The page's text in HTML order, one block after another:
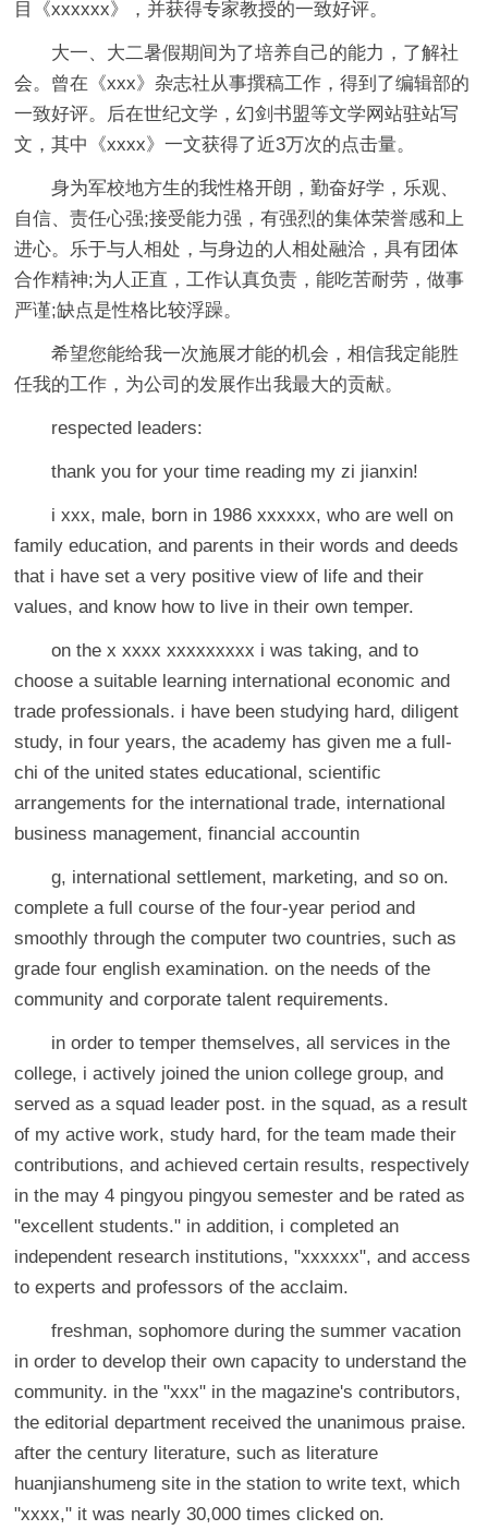
目《xxxxxx》，并获得专家教授的一致好评。
大一、大二暑假期间为了培养自己的能力，了解社
会。曾在《xxx》杂志社从事撰稿工作，得到了编辑部的
一致好评。后在世纪文学，幻剑书盟等文学网站驻站写
文，其中《xxxx》一文获得了近3万次的点击量。
身为军校地方生的我性格开朗，勤奋好学，乐观、
自信、责任心强;接受能力强，有强烈的集体荣誉感和上
进心。乐于与人相处，与身边的人相处融洽，具有团体
合作精神;为人正直，工作认真负责，能吃苦耐劳，做事
严谨;缺点是性格比较浮躁。
希望您能给我一次施展才能的机会，相信我定能胜
任我的工作，为公司的发展作出我最大的贡献。
respected leaders:
thank you for your time reading my zi jianxin!
i xxx, male, born in 1986 xxxxxx, who are well on
family education, and parents in their words and deeds
that i have set a very positive view of life and their
values, and know how to live in their own temper.
on the x xxxx xxxxxxxxx i was taking, and to
choose a suitable learning international economic and
trade professionals. i have been studying hard, diligent
study, in four years, the academy has given me a full-
chi of the united states educational, scientific
arrangements for the international trade, international
business management, financial accountin
g, international settlement, marketing, and so on.
complete a full course of the four-year period and
smoothly through the computer two countries, such as
grade four english examination. on the needs of the
community and corporate talent requirements.
in order to temper themselves, all services in the
college, i actively joined the union college group, and
served as a squad leader post. in the squad, as a result
of my active work, study hard, for the team made their
contributions, and achieved certain results, respectively
in the may 4 pingyou pingyou semester and be rated as
"excellent students." in addition, i completed an
independent research institutions, "xxxxxx", and access
to experts and professors of the acclaim.
freshman, sophomore during the summer vacation
in order to develop their own capacity to understand the
community. in the "xxx" in the magazine's contributors,
the editorial department received the unanimous praise.
after the century literature, such as literature
huanjianshumeng site in the station to write text, which
"xxxx," it was nearly 30,000 times clicked on.